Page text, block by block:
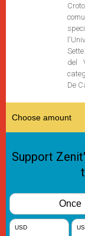
del
De